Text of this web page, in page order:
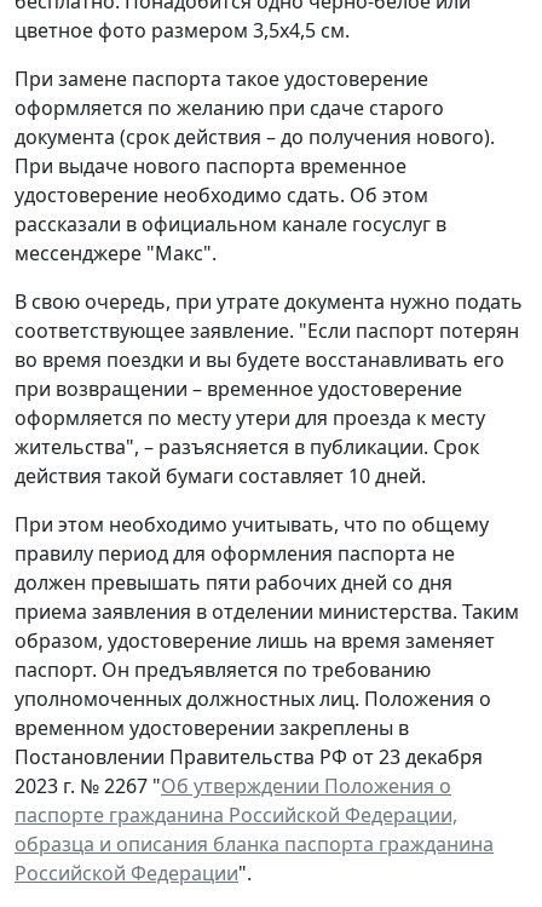
цветное фото размером 3,5x4,5 см.
При замене паспорта такое удостоверение
оформляется по желанию при сдаче старого
документа (срок действия – до получения нового).
При выдаче нового паспорта временное
удостоверение необходимо сдать. Об этом
рассказали в официальном канале госуслуг в
мессенджере "Макс".
В свою очередь, при утрате документа нужно подать
соответствующее заявление. "Если паспорт потерян
во время поездки и вы будете восстанавливать его
при возвращении – временное удостоверение
оформляется по месту утери для проезда к месту
жительства", – разъясняется в публикации. Срок
действия такой бумаги составляет 10 дней.
При этом необходимо учитывать, что по общему
правилу период для оформления паспорта не
должен превышать пяти рабочих дней со дня
приема заявления в отделении министерства. Таким
образом, удостоверение лишь на время заменяет
паспорт. Он предъявляется по требованию
уполномоченных должностных лиц. Положения о
временном удостоверении закреплены в
Постановлении Правительства РФ от 23 декабря
2023 г. № 2267 "Об утверждении Положения о
паспорте гражданина Российской Федерации,
образца и описания бланка паспорта гражданина
Российской Федерации".